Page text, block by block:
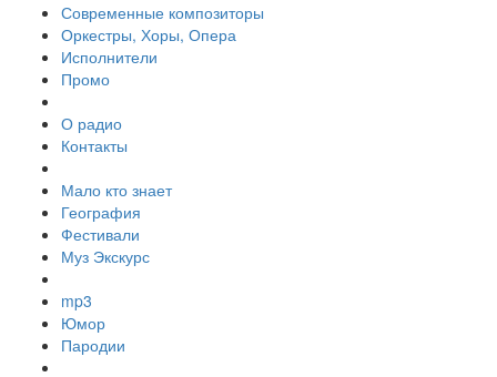
Современные композиторы
Оркестры, Хоры, Опера
Исполнители
Промо
О радио
Контакты
Мало кто знает
География
Фестивали
Муз Экскурс
mp3
Юмор
Пародии